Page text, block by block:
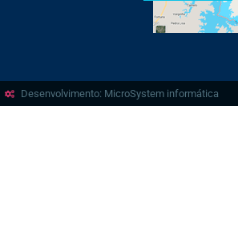
Desenvolvimento: MicroSystem informática